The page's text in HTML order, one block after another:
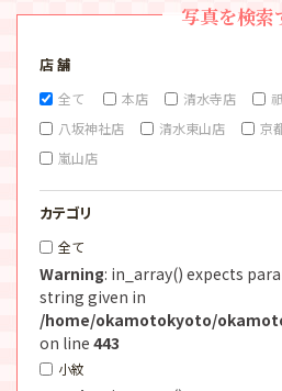
写真を検索
店 舗
全て 本店 清水寺店
八坂神社店
清水東山店 京
嵐山店
カテゴリ
全て
Warning: in_array() expects
string given in
/home/okamotokyoto/
on line 443
小紋